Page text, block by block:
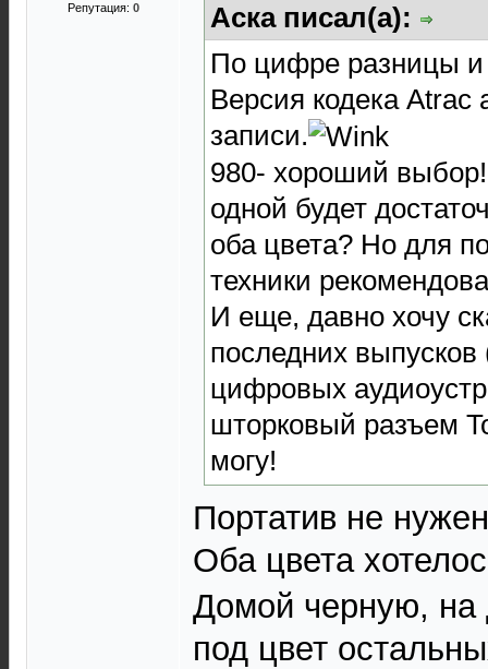
Репутация: 0
Аска писал(а):
По цифре разницы
Версия кодека Atrac
записи.
980- хороший
одной будет
оба цвета? Но для
техники
И еще, давно хочу
последних
цифровых
шторковый разъем
могу!
Портатив не
Оба цвета
Домой черную, на
под цвет